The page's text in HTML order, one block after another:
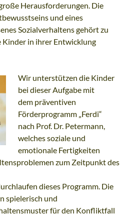
Herausforderungen. Die
und eines
Sozialverhaltens gehört zu
Kinder in ihrer Entwicklung
Wir unterstützen die Kinder
bei dieser Aufgabe mit
dem präventiven
Förderprogramm „Ferdi“
nach Prof. Dr. Petermann,
welches soziale und
emotionale Fertigkeiten
zum Zeitpunkt des
dieses Programm. Die
spielerisch und
für den Konfliktfall